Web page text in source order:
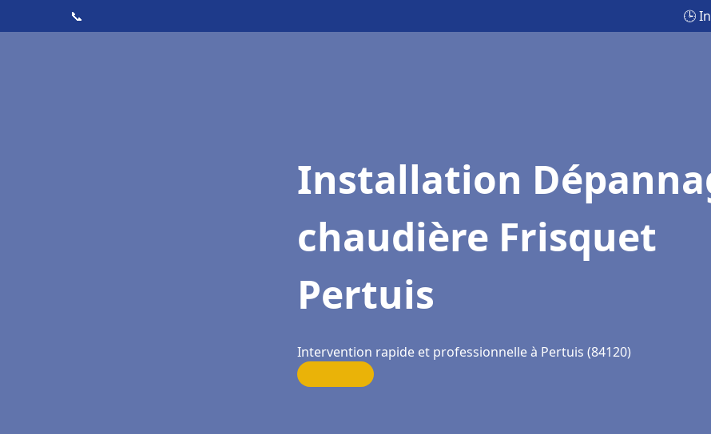
📞 🕒
Installation
chaudière Frisquet
Pertuis
Intervention rapide et professionnelle à Pertuis (84120)